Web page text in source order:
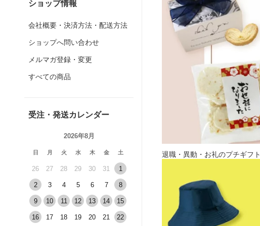
ショップ情報
会社概要・決済方法・配送方法
ショップへ問い合わせ
メルマガ登録・変更
すべての商品
受注・発送カレンダー
2026年8月
日 月 火 水 木 金 土
26 27 28 29 30 31 1
2 3 4 5 6 7 8
9 10 11 12 13 14 15
16 17 18 19 20 21 22
退職・異動・お礼のプチギフト